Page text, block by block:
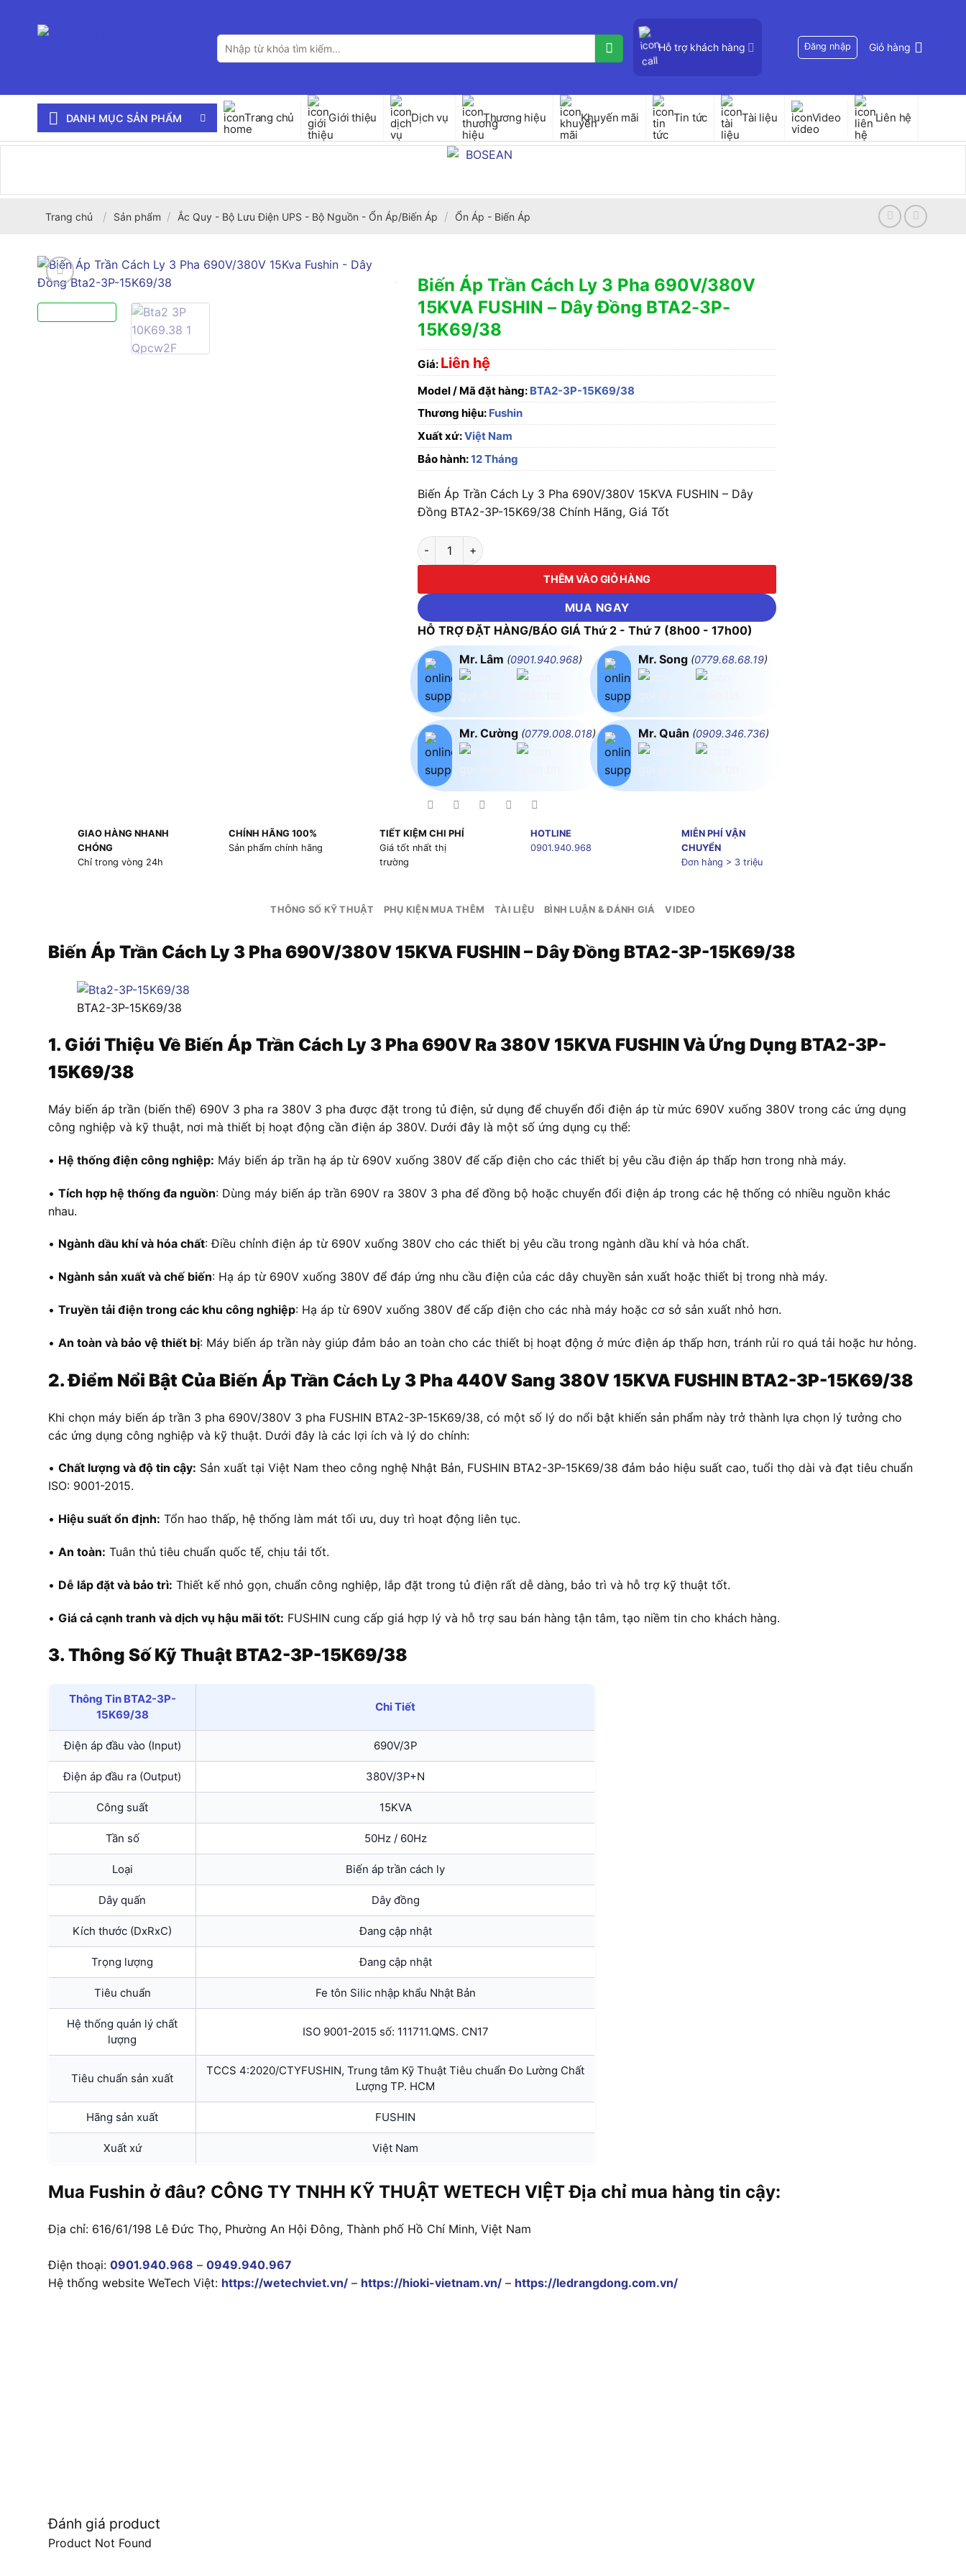
Tìm
kiếm:
Hỗ trợ khách hàng Đăng nhập Giỏ hàng
DANH MỤC SẢN PHẨM Trang chủ Giới thiệu Dịch vụ Thương hiệu Khuyến mãi Tin tức Tài liệu Video Liên hệ
Trang chủ / Sản phẩm / Ắc Quy - Bộ Lưu Điện UPS - Bộ Nguồn - Ổn Áp/Biến Áp / Ổn Áp - Biến Áp
Biến Áp Trần Cách Ly 3 Pha 690V/380V
15KVA FUSHIN – Dây Đồng BTA2-3P-
15K69/38
Giá: Liên hệ
Model / Mã đặt hàng: BTA2-3P-15K69/38
Thương hiệu: Fushin
Xuất xứ:Việt Nam
Bảo hành:12 Tháng
Biến Áp Trần Cách Ly 3 Pha 690V/380V 15KVA FUSHIN – Dây
Đồng BTA2-3P-15K69/38 Chính Hãng, Giá Tốt
Biến Áp Trần Cách Ly 3 Pha 690V/380V 15KVA FUSHIN - Dây Đồng BTA2-3P-15K69/38 số lượng
THÊM VÀO GIỎ HÀNG
MUA NGAY
HỖ TRỢ ĐẶT HÀNG/BÁO GIÁ Thứ 2 - Thứ 7 (8h00 - 17h00)
Mr. Lâm (0901.940.968)
Mr. Cường (0779.008.018)
Mr. Song (0779.68.68.19)
Mr. Quân (0909.346.736)
GIAO HÀNG NHANH
CHÓNG
Chỉ trong vòng 24h
CHÍNH HÃNG 100%
Sản phẩm chính hãng
TIẾT KIỆM CHI PHÍ
Giá tốt nhất thị
trường
HOTLINE
0901.940.968
MIỄN PHÍ VẬN
CHUYỂN
Đơn hàng > 3 triệu
THÔNG SỐ KỸ THUẬT PHỤ KIỆN MUA THÊM TÀI LIỆU BÌNH LUẬN & ĐÁNH GIÁ VIDEO
Biến Áp Trần Cách Ly 3 Pha 690V/380V 15KVA FUSHIN – Dây Đồng BTA2-3P-15K69/38
BTA2-3P-15K69/38
1. Giới Thiệu Về Biến Áp Trần Cách Ly 3 Pha 690V Ra 380V 15KVA FUSHIN Và Ứng Dụng BTA2-3P-
15K69/38
Máy biến áp trần (biến thế) 690V 3 pha ra 380V 3 pha được đặt trong tủ điện, sử dụng để chuyển đổi điện áp từ mức 690V xuống 380V trong các ứng dụng
công nghiệp và kỹ thuật, nơi mà thiết bị hoạt động cần điện áp 380V. Dưới đây là một số ứng dụng cụ thể:
• Hệ thống điện công nghiệp: Máy biến áp trần hạ áp từ 690V xuống 380V để cấp điện cho các thiết bị yêu cầu điện áp thấp hơn trong nhà máy.
• Tích hợp hệ thống đa nguồn: Dùng máy biến áp trần 690V ra 380V 3 pha để đồng bộ hoặc chuyển đổi điện áp trong các hệ thống có nhiều nguồn khác
nhau.
• Ngành dầu khí và hóa chất: Điều chỉnh điện áp từ 690V xuống 380V cho các thiết bị yêu cầu trong ngành dầu khí và hóa chất.
• Ngành sản xuất và chế biến: Hạ áp từ 690V xuống 380V để đáp ứng nhu cầu điện của các dây chuyền sản xuất hoặc thiết bị trong nhà máy.
• Truyền tải điện trong các khu công nghiệp: Hạ áp từ 690V xuống 380V để cấp điện cho các nhà máy hoặc cơ sở sản xuất nhỏ hơn.
• An toàn và bảo vệ thiết bị: Máy biến áp trần này giúp đảm bảo an toàn cho các thiết bị hoạt động ở mức điện áp thấp hơn, tránh rủi ro quá tải hoặc hư hỏng.
2. Điểm Nổi Bật Của Biến Áp Trần Cách Ly 3 Pha 440V Sang 380V 15KVA FUSHIN BTA2-3P-15K69/38
Khi chọn máy biến áp trần 3 pha 690V/380V 3 pha FUSHIN BTA2-3P-15K69/38, có một số lý do nổi bật khiến sản phẩm này trở thành lựa chọn lý tưởng cho
các ứng dụng công nghiệp và kỹ thuật. Dưới đây là các lợi ích và lý do chính:
• Chất lượng và độ tin cậy: Sản xuất tại Việt Nam theo công nghệ Nhật Bản, FUSHIN BTA2-3P-15K69/38 đảm bảo hiệu suất cao, tuổi thọ dài và đạt tiêu chuẩn
ISO: 9001-2015.
• Hiệu suất ổn định: Tổn hao thấp, hệ thống làm mát tối ưu, duy trì hoạt động liên tục.
• An toàn: Tuân thủ tiêu chuẩn quốc tế, chịu tải tốt.
• Dễ lắp đặt và bảo trì: Thiết kế nhỏ gọn, chuẩn công nghiệp, lắp đặt trong tủ điện rất dễ dàng, bảo trì và hỗ trợ kỹ thuật tốt.
• Giá cả cạnh tranh và dịch vụ hậu mãi tốt: FUSHIN cung cấp giá hợp lý và hỗ trợ sau bán hàng tận tâm, tạo niềm tin cho khách hàng.
3. Thông Số Kỹ Thuật BTA2-3P-15K69/38
Thông Tin BTA2-3P-
15K69/38
Chi Tiết
Điện áp đầu vào (Input) 690V/3P
Điện áp đầu ra (Output) 380V/3P+N
Công suất 15KVA
Tần số 50Hz / 60Hz
Loại Biến áp trần cách ly
Dây quấn Dây đồng
Kích thước (DxRxC) Đang cập nhật
Trọng lượng Đang cập nhật
Tiêu chuẩn Fe tôn Silic nhập khẩu Nhật Bản
Hệ thống quản lý chất
lượng
ISO 9001-2015 số: 111711.QMS. CN17
Tiêu chuẩn sản xuất
TCCS 4:2020/CTYFUSHIN, Trung tâm Kỹ Thuật Tiêu chuẩn Đo Lường Chất
Lượng TP. HCM
Hãng sản xuất FUSHIN
Xuất xứ Việt Nam
Mua Fushin ở đâu? CÔNG TY TNHH KỸ THUẬT WETECH VIỆT Địa chỉ mua hàng tin cậy:
Địa chỉ: 616/61/198 Lê Đức Thọ, Phường An Hội Đông, Thành phố Hồ Chí Minh, Việt Nam
Điện thoại: 0901.940.968 – 0949.940.967
Hệ thống website WeTech Việt: https://wetechviet.vn/ – https://hioki-vietnam.vn/ – https://ledrangdong.com.vn/
Đánh giá product
Product Not Found